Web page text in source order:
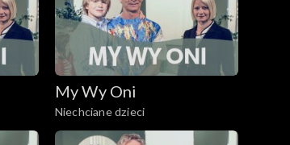
My Wy Oni
Niechciane dzieci